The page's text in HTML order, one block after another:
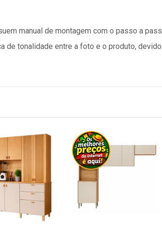
manual de montagem com o passo a
tonalidade entre a foto e o produto,